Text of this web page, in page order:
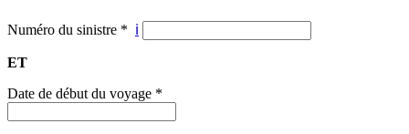
Numéro du sinistre * ℹ
ET
Date de début du voyage *